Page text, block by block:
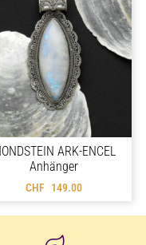
ARK-ENCEL
Anhänger
CHF 149.00